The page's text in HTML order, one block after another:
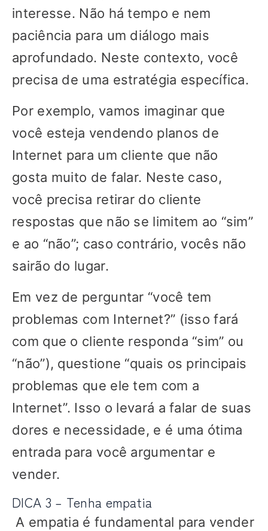
interesse. Não há tempo e nem
paciência para um diálogo mais
aprofundado. Neste contexto, você
precisa de uma estratégia específica.
Por exemplo, vamos imaginar que
você esteja vendendo planos de
Internet para um cliente que não
gosta muito de falar. Neste caso,
você precisa retirar do cliente
respostas que não se limitem ao “sim”
e ao “não”; caso contrário, vocês não
sairão do lugar.
Em vez de perguntar “você tem
problemas com Internet?” (isso fará
com que o cliente responda “sim” ou
“não”), questione “quais os principais
problemas que ele tem com a
Internet”. Isso o levará a falar de suas
dores e necessidade, e é uma ótima
entrada para você argumentar e
vender.
DICA 3 – Tenha empatia
A empatia é fundamental para vender